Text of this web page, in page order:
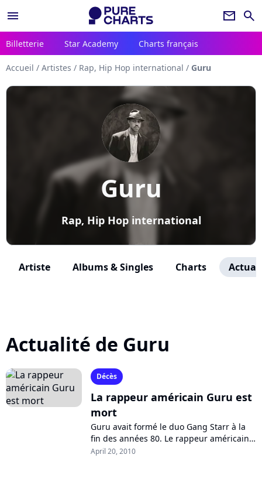
menu newsletter search
Billetterie Star Academy Charts français
Accueil / Artistes / Rap, Hip Hop international / Guru
Guru
Rap, Hip Hop international
Artiste Albums & Singles Charts
Actualité de Guru
Décès
La rappeur américain Guru est
mort
Guru avait formé le duo Gang Starr à la
fin des années 80. Le rappeur américain,
hospitalisé depuis plus d'un mois, est
April 20, 2010